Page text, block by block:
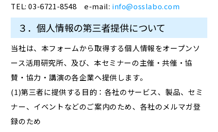
TEL: 03-6721-8548 e-mail: info@osslabo.com
３．個人情報の第三者提供について
当社は、本フォームから取得する個人情報をオープンソ
ース活用研究所、及び、本セミナーの主催・共催・協
賛・協力・講演の各企業へ提供します。
(1)第三者に提供する目的：各社のサービス、製品、セミ
ナー、イベントなどのご案内のため、各社のメルマガ登
録のため